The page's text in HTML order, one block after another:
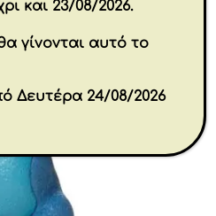
και 23/08/2026.
γίνονται αυτό το
Δευτέρα 24/08/2026